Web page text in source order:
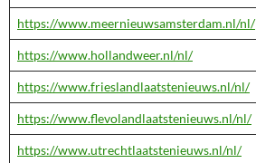
https://www.meernieuwsamsterdam.nl/nl/
https://www.hollandweer.nl/nl/
https://www.frieslandlaatstenieuws.nl/nl/
https://www.flevolandlaatstenieuws.nl/nl/
https://www.utrechtlaatstenieuws.nl/nl/